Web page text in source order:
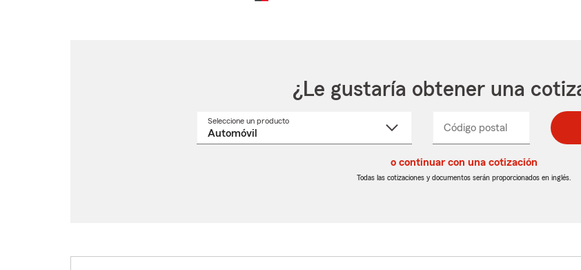
¿Le gustaría obtener una
Seleccione un productoSeleccione
Código postal
postal
de
postal
de
_____
o continuar con una cotización
Todas las cotizaciones y documentos serán proporcionados en inglés.